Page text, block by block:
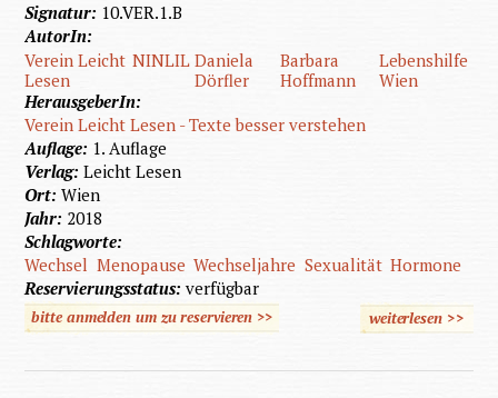
Signatur: 10.VER.1.B
AutorIn:
Verein Leicht
Lesen
NINLIL Daniela
Dörfler
Barbara
Hoffmann
Lebenshilfe
Wien
HerausgeberIn:
Verein Leicht Lesen - Texte besser verstehen
Auflage: 1. Auflage
Verlag:Leicht Lesen
Ort:Wien
Jahr: 2018
Schlagworte:
Wechsel Menopause Wechseljahre Sexualität Hormone
Reservierungsstatus:verfügbar
bitte anmelden um zu reservieren >> weiterlesen über Im
>>